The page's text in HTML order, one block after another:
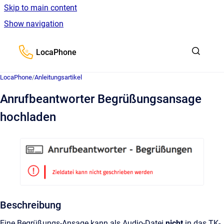
Skip to main content
Show navigation
LocaPhone
LocaPhone/Anleitungsartikel
Anrufbeantworter Begrüßungsansage
hochladen
Beschreibung